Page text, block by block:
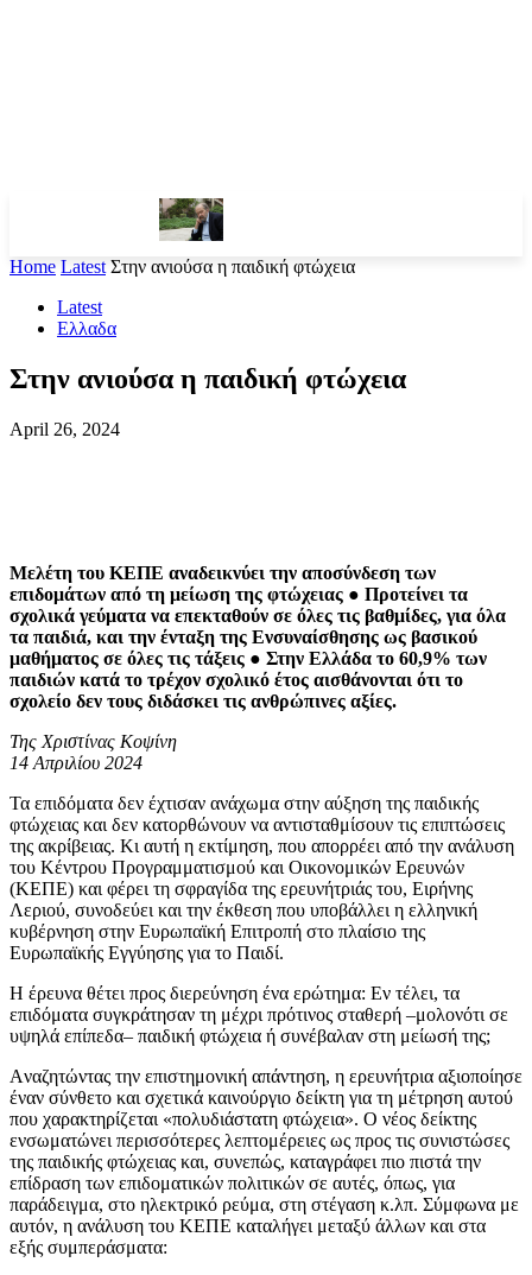
Home Latest Στην ανιούσα η παιδική φτώχεια
Latest
Ελλαδα
Στην ανιούσα η παιδική φτώχεια
April 26, 2024
Μελέτη του ΚΕΠΕ αναδεικνύει την αποσύνδεση των
επιδομάτων από τη μείωση της φτώχειας ● Προτείνει τα
σχολικά γεύματα να επεκταθούν σε όλες τις βαθμίδες, για όλα
τα παιδιά, και την ένταξη της Ενσυναίσθησης ως βασικού
μαθήματος σε όλες τις τάξεις ● Στην Ελλάδα το 60,9% των
παιδιών κατά το τρέχον σχολικό έτος αισθάνονται ότι το
σχολείο δεν τους διδάσκει τις ανθρώπινες αξίες.
Της Χριστίνας Κοψίνη
14 Απριλίου 2024
Τα επιδόματα δεν έχτισαν ανάχωμα στην αύξηση της παιδικής
φτώχειας και δεν κατορθώνουν να αντισταθμίσουν τις επιπτώσεις
της ακρίβειας. Κι αυτή η εκτίμηση, που απορρέει από την ανάλυση
του Κέντρου Προγραμματισμού και Οικονομικών Ερευνών
(ΚΕΠΕ) και φέρει τη σφραγίδα της ερευνήτριάς του, Ειρήνης
Λεριού, συνοδεύει και την έκθεση που υποβάλλει η ελληνική
κυβέρνηση στην Ευρωπαϊκή Επιτροπή στο πλαίσιο της
Ευρωπαϊκής Εγγύησης για το Παιδί.
Η έρευνα θέτει προς διερεύνηση ένα ερώτημα: Εν τέλει, τα
επιδόματα συγκράτησαν τη μέχρι πρότινος σταθερή –μολονότι σε
υψηλά επίπεδα– παιδική φτώχεια ή συνέβαλαν στη μείωσή της;
Aναζητώντας την επιστημονική απάντηση, η ερευνήτρια αξιοποίησε
έναν σύνθετο και σχετικά καινούργιο δείκτη για τη μέτρηση αυτού
που χαρακτηρίζεται «πολυδιάστατη φτώχεια». Ο νέος δείκτης
ενσωματώνει περισσότερες λεπτομέρειες ως προς τις συνιστώσες
της παιδικής φτώχειας και, συνεπώς, καταγράφει πιο πιστά την
επίδραση των επιδοματικών πολιτικών σε αυτές, όπως, για
παράδειγμα, στο ηλεκτρικό ρεύμα, στη στέγαση κ.λπ. Σύμφωνα με
αυτόν, η ανάλυση του ΚΕΠΕ καταλήγει μεταξύ άλλων και στα
εξής συμπεράσματα: